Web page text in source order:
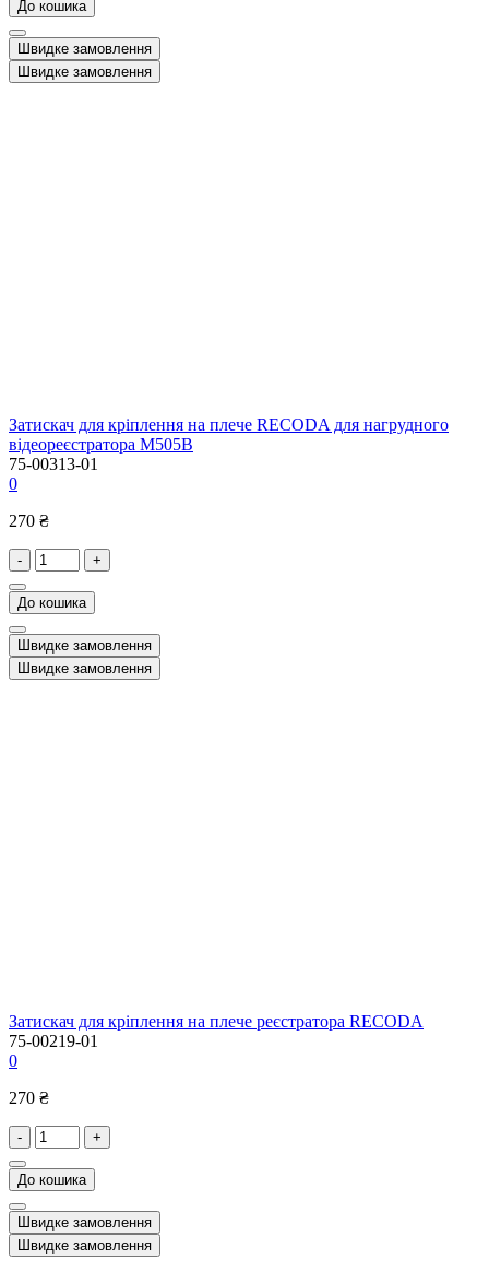
До кошика
Швидке замовлення
Швидке замовлення
Затискач для кріплення на плече RECODA для нагрудного
відеореєстратора M505B
75-00313-01
0
270 ₴
- +
До кошика
Швидке замовлення
Швидке замовлення
Затискач для кріплення на плече реєстратора RECODA
75-00219-01
0
270 ₴
- +
До кошика
Швидке замовлення
Швидке замовлення